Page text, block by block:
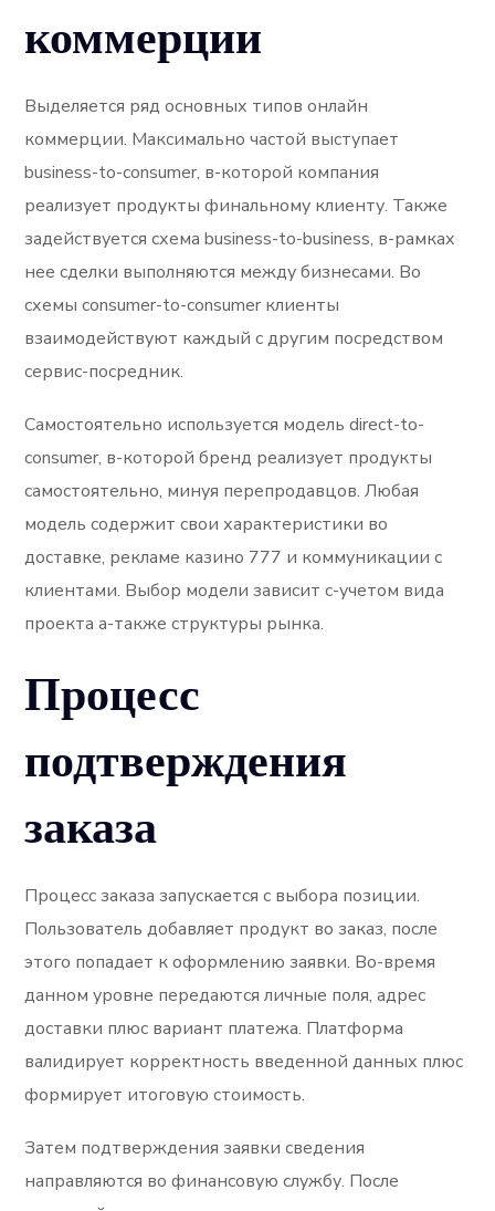
коммерции
Выделяется ряд основных типов онлайн
коммерции. Максимально частой выступает
business-to-consumer, в-которой компания
реализует продукты финальному клиенту. Также
задействуется схема business-to-business, в-рамках
нее сделки выполняются между бизнесами. Во
схемы consumer-to-consumer клиенты
взаимодействуют каждый с другим посредством
сервис-посредник.
Самостоятельно используется модель direct-to-
consumer, в-которой бренд реализует продукты
самостоятельно, минуя перепродавцов. Любая
модель содержит свои характеристики во
доставке, рекламе казино 777 и коммуникации с
клиентами. Выбор модели зависит с-учетом вида
проекта а-также структуры рынка.
Процесс
подтверждения
заказа
Процесс заказа запускается с выбора позиции.
Пользователь добавляет продукт во заказ, после
этого попадает к оформлению заявки. Во-время
данном уровне передаются личные поля, адрес
доставки плюс вариант платежа. Платформа
валидирует корректность введенной данных плюс
формирует итоговую стоимость.
Затем подтверждения заявки сведения
направляются во финансовую службу. После